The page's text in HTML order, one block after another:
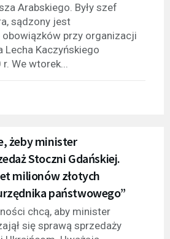
Arabskiego. Były szef
sądzony jest
obowiązków przy organizacji
Lecha Kaczyńskiego
We wtorek...
żeby minister
Stoczni Gdańskiej.
milionów złotych
państwowego”
chcą, aby minister
się sprawą sprzedaży